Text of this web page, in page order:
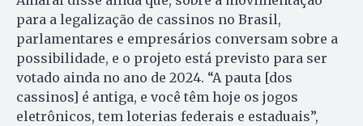
para a legalização de cassinos no Brasil,
parlamentares e empresários conversam sobre a
possibilidade, e o projeto está previsto para ser
votado ainda no ano de 2024. “A pauta [dos
cassinos] é antiga, e você têm hoje os jogos
eletrônicos, tem loterias federais e estaduais”,